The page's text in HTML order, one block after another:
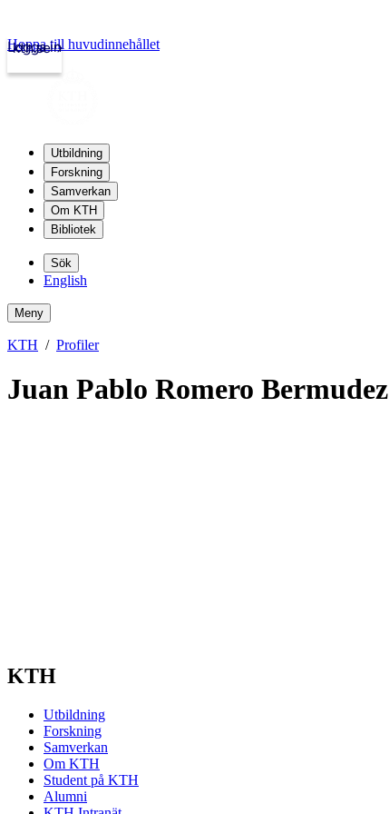
kth.se
Logga in
Hoppa till huvudinnehållet
Utbildning
Forskning
Samverkan
Om KTH
Bibliotek
Sök
English
Meny
KTH Profiler
Juan Pablo Romero Bermudez
KTH
Utbildning
Forskning
Samverkan
Om KTH
Student på KTH
Alumni